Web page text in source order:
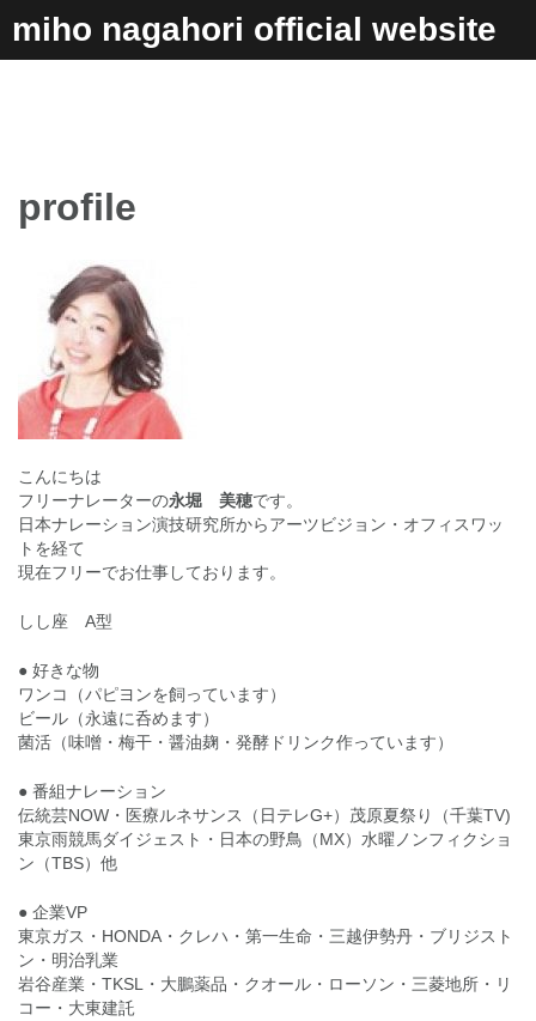
テ
miho nagahori official website
profile
こんにちは
フリーナレーターの永堀 美穂です。
日本ナレーション演技研究所からアーツビジョン・オフィスワッ
トを経て
現在フリーでお仕事しております。
しし座 A型
● 好きな物
ワンコ（パピヨンを飼っています）
ビール（永遠に呑めます）
菌活（味噌・梅干・醤油麹・発酵ドリンク作っています）
● 番組ナレーション
伝統芸NOW・医療ルネサンス（日テレG+）茂原夏祭り（千葉TV)
東京雨競馬ダイジェスト・日本の野鳥（MX）水曜ノンフィクショ
ン（TBS）他
● 企業VP
東京ガス・HONDA・クレハ・第一生命・三越伊勢丹・ブリジスト
ン・明治乳業
岩谷産業・TKSL・大鵬薬品・クオール・ローソン・三菱地所・リ
コー・大東建託